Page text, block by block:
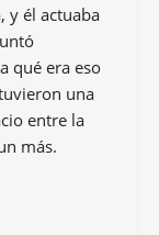
y él actuaba
qué era eso
una
entre la
más.